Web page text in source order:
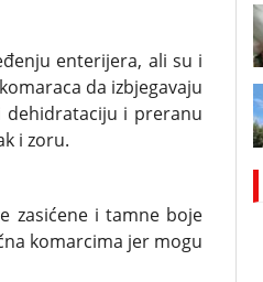
enterijera, ali su i
da izbjegavaju
dehidrataciju i preranu
i zoru.
zasićene i tamne boje
komarcima jer mogu